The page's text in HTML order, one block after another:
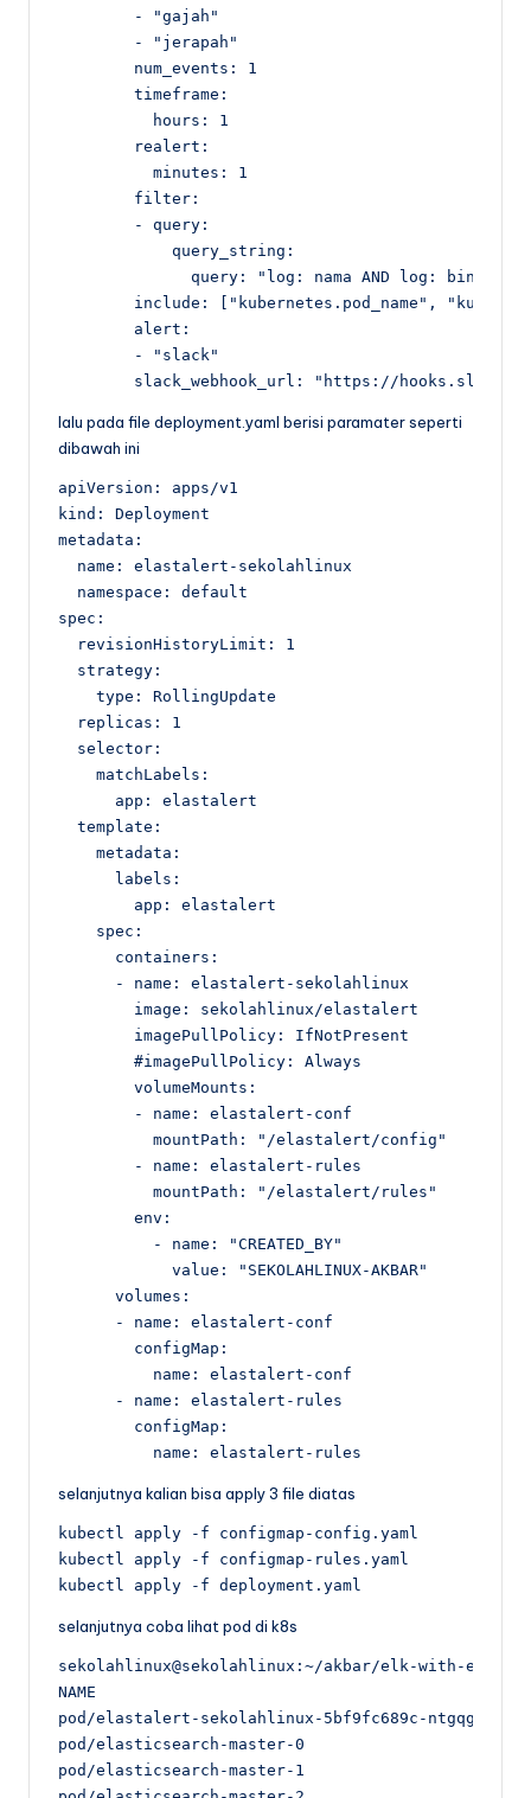
        - "gajah"
        - "jerapah"
        num_events: 1
        timeframe:
          hours: 1
        realert:
          minutes: 1
        filter:
        - query:
            query_string:
query: "log: nama AND log:
include: ["kubernetes.pod_name",
        alert:
        - "slack"
slack_webhook_url: "https://
lalu pada file deployment.yaml berisi paramater seperti
dibawah ini
apiVersion: apps/v1
kind: Deployment
metadata:
  name: elastalert-sekolahlinux
  namespace: default
spec:
  revisionHistoryLimit: 1
  strategy:
    type: RollingUpdate
  replicas: 1
  selector:
    matchLabels:
      app: elastalert
  template:
    metadata:
      labels:
        app: elastalert
    spec:
      containers:
      - name: elastalert-sekolahlinux
        image: sekolahlinux/elastalert
        imagePullPolicy: IfNotPresent
        #imagePullPolicy: Always
        volumeMounts:
        - name: elastalert-conf
          mountPath: "/elastalert/config"
        - name: elastalert-rules
          mountPath: "/elastalert/rules"
        env:
          - name: "CREATED_BY"
            value: "SEKOLAHLINUX-AKBAR"
      volumes:
      - name: elastalert-conf
        configMap:
          name: elastalert-conf
      - name: elastalert-rules
        configMap:
          name: elastalert-rules
selanjutnya kalian bisa apply 3 file diatas
kubectl apply -f configmap-config.yaml
kubectl apply -f configmap-rules.yaml
kubectl apply -f deployment.yaml
selanjutnya coba lihat pod di k8s
sekolahlinux@sekolahlinux:~/akbar/elk-with-
NAME                                           READY
pod/elastalert-sekolahlinux-5bf9fc689c-ntgqg
pod/elasticsearch-master-0                     1/
pod/elasticsearch-master-1                     1/